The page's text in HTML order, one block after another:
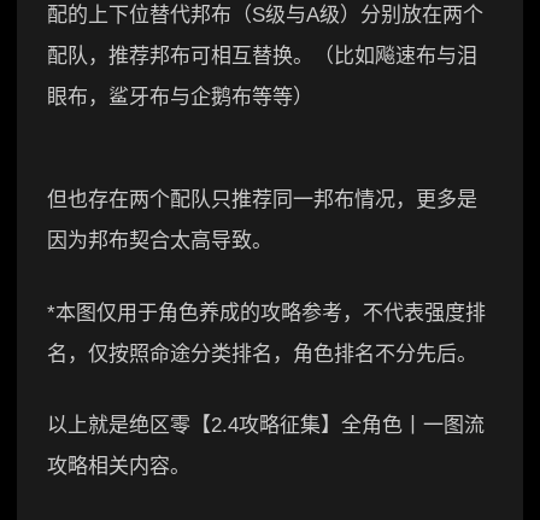
配的上下位替代邦布（S级与A级）分别放在两个
配队，推荐邦布可相互替换。（比如飚速布与泪
眼布，鲨牙布与企鹅布等等）
但也存在两个配队只推荐同一邦布情况，更多是
因为邦布契合太高导致。
*本图仅用于角色养成的攻略参考，不代表强度排
名，仅按照命途分类排名，角色排名不分先后。
以上就是绝区零【2.4攻略征集】全角色丨一图流
攻略相关内容。